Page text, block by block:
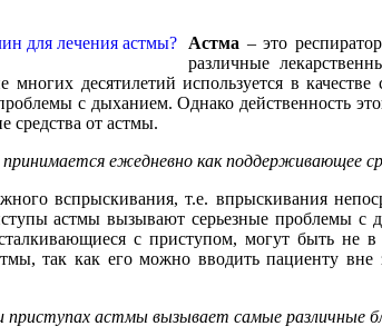
Астма – это
различные
многих десятилетий используется в
с дыханием. Однако действенность
средства от астмы.
ежедневно как поддерживающее
вспрыскивания, т.е. впрыскивания
астмы вызывают серьезные проблемы
с приступом, могут быть не
так как его можно вводить пациенту
приступах астмы вызывает самые различные